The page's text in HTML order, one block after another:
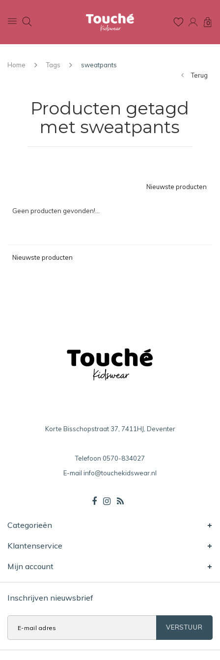
0
Home Tags
sweatpants
Terug
Producten getagd
met sweatpants
Nieuwste producten
Geen producten gevonden!...
Nieuwste producten
Korte Bisschopstraat 37, 7411HJ, Deventer
Telefoon 0570-834027
E-mail info@touchekidswear.nl
Categorieën
Klantenservice
Mijn account
Inschrijven nieuwsbrief
VERSTUUR